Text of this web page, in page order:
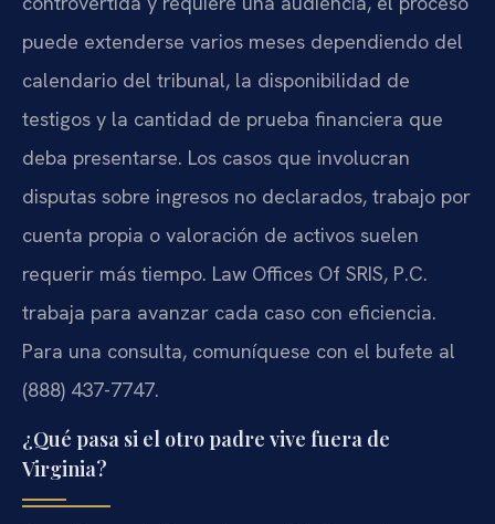
puede extenderse varios meses dependiendo del
calendario del tribunal, la disponibilidad de
testigos y la cantidad de prueba financiera que
deba presentarse. Los casos que involucran
disputas sobre ingresos no declarados, trabajo por
cuenta propia o valoración de activos suelen
requerir más tiempo. Law Offices Of SRIS, P.C.
trabaja para avanzar cada caso con eficiencia.
Para una consulta, comuníquese con el bufete al
(888) 437-7747.
¿Qué pasa si el otro padre vive fuera de
Virginia?